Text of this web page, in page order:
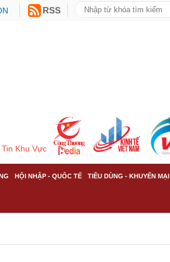
RSS
Tin Khu Vực
HỘI NHẬP - QUỐC TẾ TIÊU DÙNG - KHUYẾN MẠI